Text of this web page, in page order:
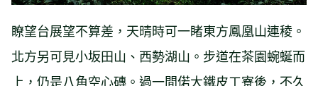
瞭望台展望不算差，天晴時可一睹東方鳳凰山連稜。
北方另可見小坂田山、西勢湖山。步道在茶園蜿蜒而
上，仍是八角空心磚。過一間偌大鐵皮工寮後，不久